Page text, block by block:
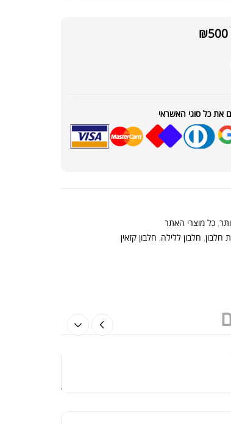
את כל סוגי האשראי
, כל מוצרי האתר
חלבון, חלבון ללילה, חלבון קזאין
פרובודי לחלבון או גיינר
איזולט 500.00